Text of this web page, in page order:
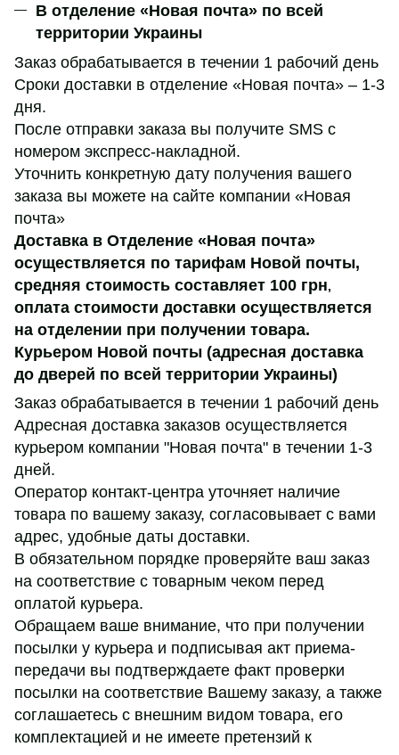
В отделение «Новая почта» по всей
территории Украины
Заказ обрабатывается в течении 1 рабочий день
Сроки доставки в отделение «Новая почта» – 1-3
дня.
После отправки заказа вы получите SMS с
номером экспресс-накладной.
Уточнить конкретную дату получения вашего
заказа вы можете на сайте компании «Новая
почта»
Доставка в Отделение «Новая почта»
осуществляется по тарифам Новой почты,
средняя стоимость составляет 100 грн,
оплата стоимости доставки осуществляется
на отделении при получении товара.
Курьером Новой почты (адресная доставка
до дверей по всей территории Украины)
Заказ обрабатывается в течении 1 рабочий день
Адресная доставка заказов осуществляется
курьером компании "Новая почта" в течении 1-3
дней.
Оператор контакт-центра уточняет наличие
товара по вашему заказу, согласовывает с вами
адрес, удобные даты доставки.
В обязательном порядке проверяйте ваш заказ
на соответствие с товарным чеком перед
оплатой курьера.
Обращаем ваше внимание, что при получении
посылки у курьера и подписывая акт приема-
передачи вы подтверждаете факт проверки
посылки на соответствие Вашему заказу, а также
соглашаетесь с внешним видом товара, его
комплектацией и не имеете претензий к